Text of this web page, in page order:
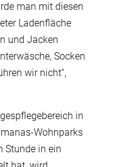
man mit diesen
Ladenfläche
und Jacken
Socken
wir nicht“,
in
Wohnparks
Stunde in ein